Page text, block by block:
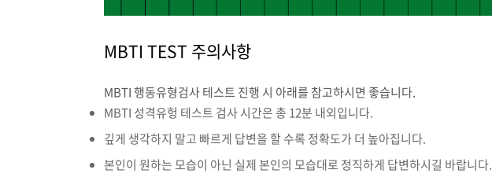
MBTI TEST 주의사항
MBTI 행동유형검사 테스트 진행 시 아래를 참고하시면 좋습니다.
MBTI 성격유헝 테스트 검사 시간은 총 12분 내외입니다.
깊게 생각하지 말고 빠르게 답변을 할 수록 정확도가 더 높아집니다.
본인이 원하는 모습이 아닌 실제 본인의 모습대로 정직하게 답변하시길 바랍니다.